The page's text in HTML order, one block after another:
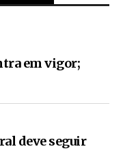
em vigor;
deve seguir